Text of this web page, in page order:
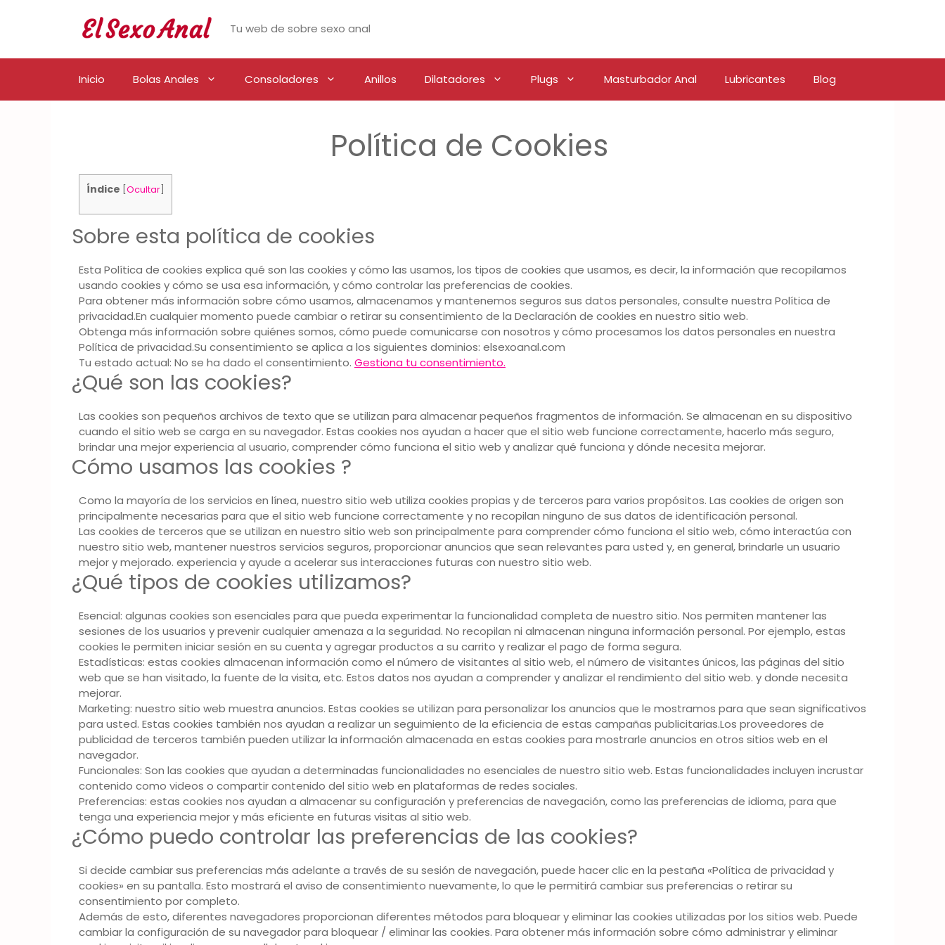
Tu web de sobre sexo anal
Inicio Bolas Anales Consoladores Anillos Dilatadores Plugs Masturbador Anal Lubricantes Blog
Política de Cookies
Índice Ocultar
Sobre esta política de cookies
Esta Política de cookies explica qué son las cookies y cómo las usamos, los tipos de cookies que usamos, es decir, la información que recopilamos
usando cookies y cómo se usa esa información, y cómo controlar las preferencias de cookies.
Para obtener más información sobre cómo usamos, almacenamos y mantenemos seguros sus datos personales, consulte nuestra Política de
privacidad.En cualquier momento puede cambiar o retirar su consentimiento de la Declaración de cookies en nuestro sitio web.
Obtenga más información sobre quiénes somos, cómo puede comunicarse con nosotros y cómo procesamos los datos personales en nuestra
Política de privacidad.Su consentimiento se aplica a los siguientes dominios: elsexoanal.com
Tu estado actual: No se ha dado el consentimiento. Gestiona tu consentimiento.
¿Qué son las cookies?
Las cookies son pequeños archivos de texto que se utilizan para almacenar pequeños fragmentos de información. Se almacenan en su dispositivo
cuando el sitio web se carga en su navegador. Estas cookies nos ayudan a hacer que el sitio web funcione correctamente, hacerlo más seguro,
brindar una mejor experiencia al usuario, comprender cómo funciona el sitio web y analizar qué funciona y dónde necesita mejorar.
Cómo usamos las cookies ?
Como la mayoría de los servicios en línea, nuestro sitio web utiliza cookies propias y de terceros para varios propósitos. Las cookies de origen son
principalmente necesarias para que el sitio web funcione correctamente y no recopilan ninguno de sus datos de identificación personal.
Las cookies de terceros que se utilizan en nuestro sitio web son principalmente para comprender cómo funciona el sitio web, cómo interactúa con
nuestro sitio web, mantener nuestros servicios seguros, proporcionar anuncios que sean relevantes para usted y, en general, brindarle un usuario
mejor y mejorado. experiencia y ayude a acelerar sus interacciones futuras con nuestro sitio web.
¿Qué tipos de cookies utilizamos?
Esencial: algunas cookies son esenciales para que pueda experimentar la funcionalidad completa de nuestro sitio. Nos permiten mantener las
sesiones de los usuarios y prevenir cualquier amenaza a la seguridad. No recopilan ni almacenan ninguna información personal. Por ejemplo, estas
cookies le permiten iniciar sesión en su cuenta y agregar productos a su carrito y realizar el pago de forma segura.
Estadísticas: estas cookies almacenan información como el número de visitantes al sitio web, el número de visitantes únicos, las páginas del sitio
web que se han visitado, la fuente de la visita, etc. Estos datos nos ayudan a comprender y analizar el rendimiento del sitio web. y donde necesita
mejorar.
Marketing: nuestro sitio web muestra anuncios. Estas cookies se utilizan para personalizar los anuncios que le mostramos para que sean significativos
para usted. Estas cookies también nos ayudan a realizar un seguimiento de la eficiencia de estas campañas publicitarias.Los proveedores de
publicidad de terceros también pueden utilizar la información almacenada en estas cookies para mostrarle anuncios en otros sitios web en el
navegador.
Funcionales: Son las cookies que ayudan a determinadas funcionalidades no esenciales de nuestro sitio web. Estas funcionalidades incluyen incrustar
contenido como videos o compartir contenido del sitio web en plataformas de redes sociales.
Preferencias: estas cookies nos ayudan a almacenar su configuración y preferencias de navegación, como las preferencias de idioma, para que
tenga una experiencia mejor y más eficiente en futuras visitas al sitio web.
¿Cómo puedo controlar las preferencias de las cookies?
Si decide cambiar sus preferencias más adelante a través de su sesión de navegación, puede hacer clic en la pestaña «Política de privacidad y
cookies» en su pantalla. Esto mostrará el aviso de consentimiento nuevamente, lo que le permitirá cambiar sus preferencias o retirar su
consentimiento por completo.
Además de esto, diferentes navegadores proporcionan diferentes métodos para bloquear y eliminar las cookies utilizadas por los sitios web. Puede
cambiar la configuración de su navegador para bloquear / eliminar las cookies. Para obtener más información sobre cómo administrar y eliminar